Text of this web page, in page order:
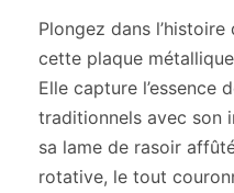
Plongez dans
cette plaque
Elle capture l’essence
traditionnels avec son
sa lame de rasoir
rotative, le tout